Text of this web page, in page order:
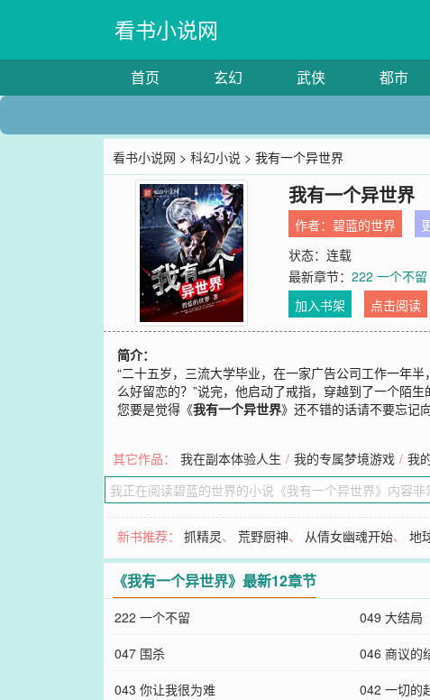
看书小说网
首页 玄幻 武侠 都市
看书小说网 >科幻小说 > 我有一个异世界
我有一个异世界
作者：碧蓝的世界
状态：连载
最新章节：222 一个不留
加入书架
点击阅读
简介：
“二十五岁，三流大学毕业，在一家广告公司工作一年
么好留恋的？”说完，他启动了戒指，穿越到了一个陌
您要是觉得《我有一个异世界》还不错的话请不要忘记
其它作品： 我在副本体验人生 / 我的专属梦境游戏 / 我
新书推荐：抓精灵、荒野厨神、 从倩女幽魂开始、地
《我有一个异世界》最新12章节
222 一个不留 049 大结局
047 围杀
046 商议的
043 你让我很为难
042 一切的